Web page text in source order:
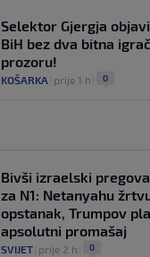
Selektor Gjergja
BiH bez dva bitna
prozoru!
KOŠARKA prije 1 h 0
Bivši izraelski
za N1: Netanyahu
opstanak, Trumpov
apsolutni promašaj
SVIJET prije 2 h 0